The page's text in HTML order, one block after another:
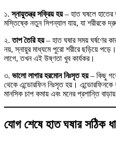
১.স্নায়ুতন্ত্র সক্রিয় হয়– হাত ঘষলে
মস্তিষ্কে নতুন সিগন্যাল যায়, যা শরীরকে
২.তাপ তৈরি হয়– হাত ঘষার সময় ঘর্ষণের
নয়, স্নায়ুর মাধ্যমে পুরো শরীরে ছড়িয়ে
লাগে, তখন এই উষ্ণতা খুব কার্যকর।
৩. ভালো লাগার হরমোন নিঃসৃত হয়– কিছু
থেকে এন্ডোরফিন নিঃসৃত হয়।
মানসিক চাপ কমায় এবং মনের প্রশান্তি
যোগ শেষে হাত ঘষার সঠিক